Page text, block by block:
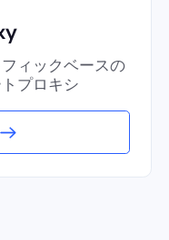
ィックベースの
プロキシ